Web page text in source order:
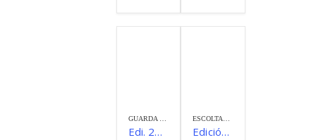
GUARDA RURAL
Edi. 2024 Guarda Rural
ESCOLTAS Y EXPLOSIVOS
Edición 2025 Escolta Privado ByN